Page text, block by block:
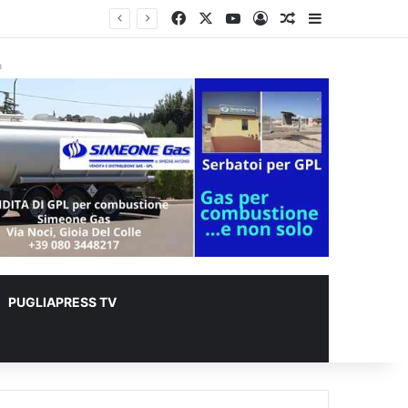
FacebookYou TubeAccediUn articolo a
PUGLIAPRESS TV